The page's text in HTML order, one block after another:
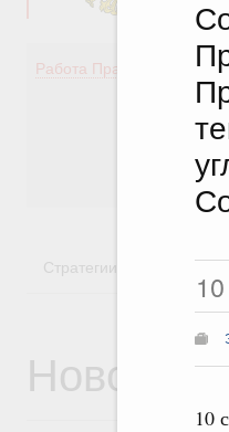
10
Работа Правительства
Стратегии
Новости